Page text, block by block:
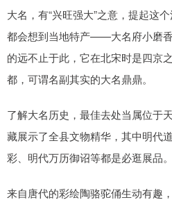
大名，有“兴旺强大”之意，提起这
都会想到当地特产——大名府小磨
的远不止于此，它在北宋时是四京
都，可谓名副其实的大名鼎鼎。
了解大名历史，最佳去处当属位于
藏展示了全县文物精华，其中明代
彩、明代万历御诏等都是必逛展品。
来自唐代的彩绘陶骆驼俑生动有趣